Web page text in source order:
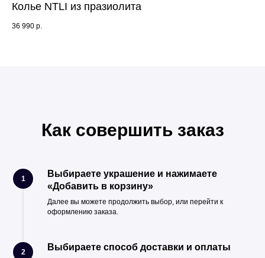
Колье NTLI из празиолита
36 990 р.
Как совершить заказ
1
Выбираете украшение и нажимаете
«Добавить в корзину»
Далее вы можете продолжить выбор, или перейти к
оформлению заказа.
2 Выбираете способ доставки и оплаты